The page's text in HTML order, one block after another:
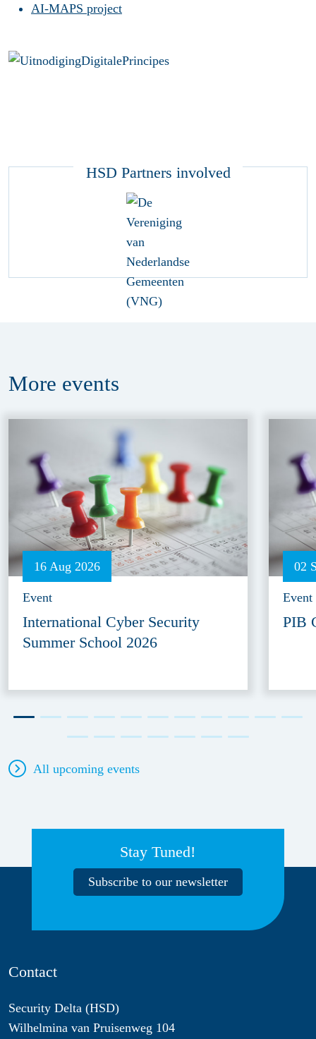
AI-MAPS project
HSD Partners involved
More events
16 Aug 2026
Event
International Cyber Security
Summer School 2026
02
Event
PIB
All upcoming events
Stay Tuned!
Subscribe to our newsletter
Contact
Security Delta (HSD)
Wilhelmina van Pruisenweg 104